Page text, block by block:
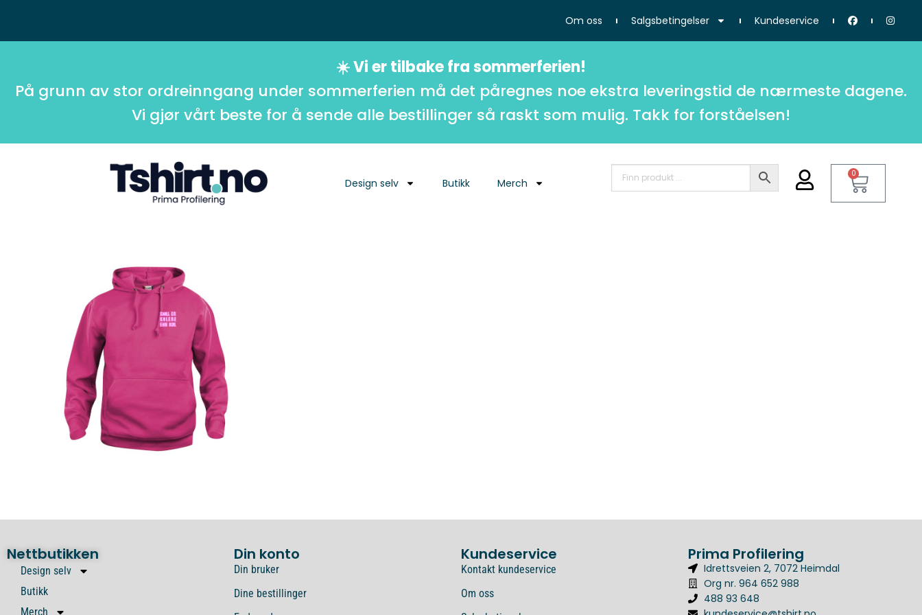
Om oss Salgsbetingelser Kundeservice
☀️ Vi er tilbake fra sommerferien!
På grunn av stor ordreinngang under sommerferien må det påregnes noe ekstra leveringstid de nærmeste dagene.
Vi gjør vårt beste for å sende alle bestillinger så raskt som mulig. Takk for forståelsen!
Design selv Butikk Merch
0
Nettbutikken Din konto Kundeservice Prima Profilering
Design selv
Butikk
Merch
Din bruker
Dine bestillinger
Kontakt kundeservice
Om oss
Idrettsveien 2, 7072 Heimdal
Org nr. 964 652 988
488 93 648